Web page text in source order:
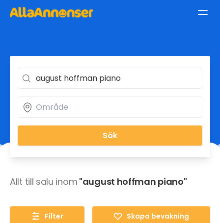
Sök
Allt till salu inom "august hoffman piano"
Filter Skapa bevakning